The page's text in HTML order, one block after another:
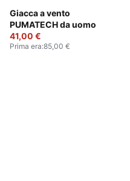
Giacca a vento
PUMATECH da uomo
41,00 €
Prima era:85,00 €